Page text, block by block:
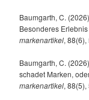
Baumgarth, C.
Besonderes Erlebnis
markenartikel, 88(6),
Baumgarth, C.
schadet Marken,
markenartikel, 88(5),